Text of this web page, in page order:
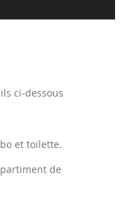
ci-dessous
et toilette.
de